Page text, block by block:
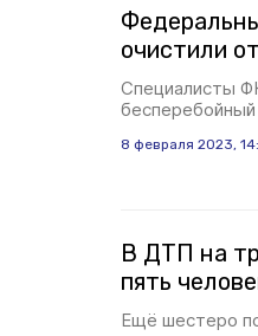
очистили
Специалисты
8 февраля 2023,
В ДТП на
пять
Ещё шестеро